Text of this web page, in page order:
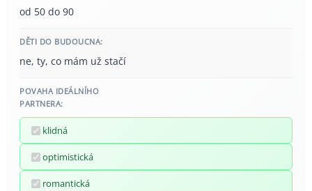
od 50 do 90
DĚTI DO BUDOUCNA:
ne, ty, co mám už stačí
POVAHA IDEÁLNÍHO
PARTNERA:
klidná
optimistická
romantická